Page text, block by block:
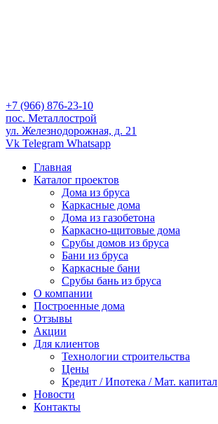
+7 (966) 876-23-10
пос. Металлострой
ул. Железнодорожная, д. 21
Vk Telegram Whatsapp
Главная
Каталог проектов
Дома из бруса
Каркасные дома
Дома из газобетона
Каркасно-щитовые дома
Срубы домов из бруса
Бани из бруса
Каркасные бани
Срубы бань из бруса
О компании
Построенные дома
Отзывы
Акции
Для клиентов
Технологии строительства
Цены
Кредит / Ипотека / Мат. капитал
Новости
Контакты